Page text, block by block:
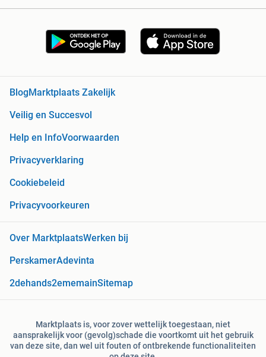
Blog Marktplaats Zakelijk
Veilig en Succesvol
Help en InfoVoorwaarden
Privacyverklaring
Cookiebeleid
Privacyvoorkeuren
Over MarktplaatsWerken bij
PerskamerAdevinta
2dehands2ememainSitemap
Marktplaats is, voor zover wettelijk toegestaan, niet
aansprakelijk voor (gevolg)schade die voortkomt uit het gebruik
van deze site, dan wel uit fouten of ontbrekende functionaliteiten